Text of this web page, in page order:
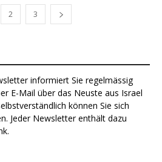
2 3
informiert Sie regelmässig
E-Mail über das Neuste aus Israel
können Sie sich
Jeder Newsletter enthält dazu